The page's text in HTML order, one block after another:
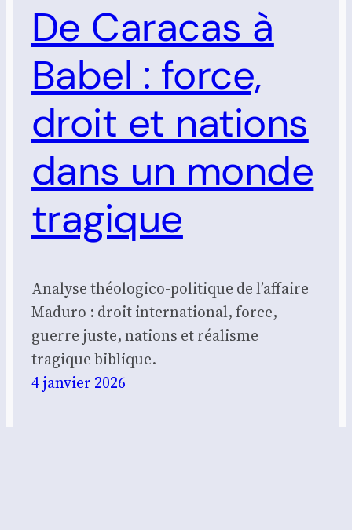
De Caracas à
Babel : force,
droit et nations
dans un monde
tragique
Analyse théologico-politique de l’affaire
Maduro : droit international, force,
guerre juste, nations et réalisme
tragique biblique.
4 janvier 2026